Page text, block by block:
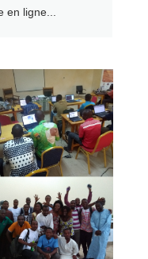
ligne...